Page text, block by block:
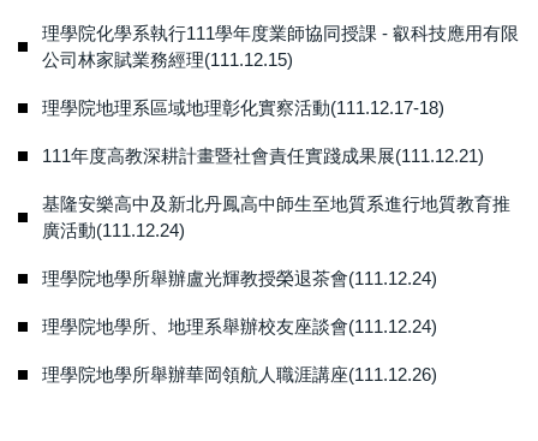
理學院化學系執行111學年度業師協同授課 - 叡科技應用有限
公司林家賦業務經理(111.12.15)
理學院地理系區域地理彰化實察活動(111.12.17-18)
111年度高教深耕計畫暨社會責任實踐成果展(111.12.21)
基隆安樂高中及新北丹鳳高中師生至地質系進行地質教育推
廣活動(111.12.24)
理學院地學所舉辦盧光輝教授榮退茶會(111.12.24)
理學院地學所、地理系舉辦校友座談會(111.12.24)
理學院地學所舉辦華岡領航人職涯講座(111.12.26)